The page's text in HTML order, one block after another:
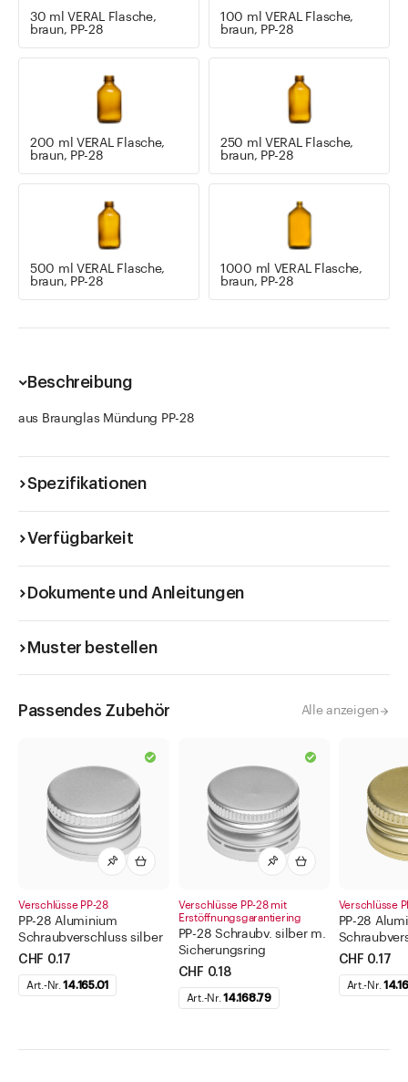
30 ml VERAL Flasche,
braun, PP-28
100 ml VERAL Flasche,
braun, PP-28
200 ml VERAL Flasche,
braun, PP-28
250 ml VERAL Flasche,
braun, PP-28
500 ml VERAL Flasche,
braun, PP-28
1000 ml VERAL Flasche,
braun, PP-28
Beschreibung
aus Braunglas Mündung PP-28
Spezifikationen
Verfügbarkeit
Dokumente und Anleitungen
Muster bestellen
Passendes Zubehör Alle anzeigen
Verschlüsse PP-28
PP-28 Aluminium
Schraubverschluss silber
CHF 0.17
Art.-Nr.14.165.01
Verschlüsse PP-28 mit
Erstöffnungsgarantiering
PP-28 Schraubv. silber m.
Sicherungsring
CHF 0.18
Art.-Nr.14.168.79
Verschlüsse
PP-28
CHF 0.17
Art.-Nr.